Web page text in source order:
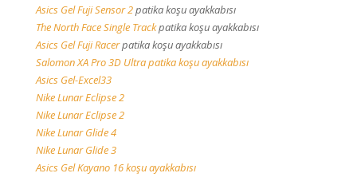
Asics Gel Fuji Sensor 2patika koşu ayakkabısı
The North Face Single Trackpatika koşu ayakkabısı
Asics Gel Fuji Racerpatika koşu ayakkabısı
Salomon XA Pro 3D Ultra patika koşu ayakkabısı
Asics Gel-Excel33
Nike Lunar Eclipse 2
Nike Lunar Eclipse 2
Nike Lunar Glide 4
Nike Lunar Glide 3
Asics Gel Kayano 16 koşu ayakkabısı